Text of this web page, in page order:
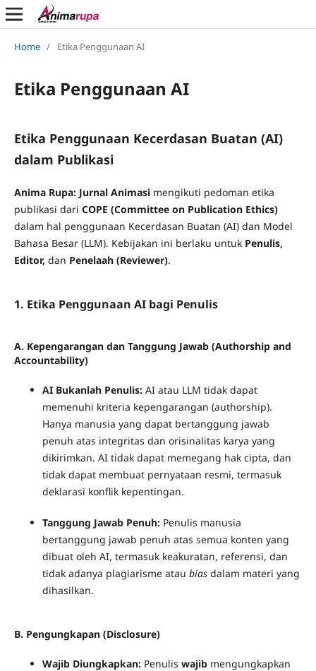
Home / Etika Penggunaan AI
Etika Penggunaan AI
Etika Penggunaan Kecerdasan Buatan (AI)
dalam Publikasi
Anima Rupa: Jurnal Animasimengikuti pedoman etika
publikasi dari COPE (Committee on Publication Ethics)
dalam hal penggunaan Kecerdasan Buatan (AI) dan Model
Bahasa Besar (LLM). Kebijakan ini berlaku untuk Penulis,
Editor, dan Penelaah (Reviewer).
1. Etika Penggunaan AI bagi Penulis
A. Kepengarangan dan Tanggung Jawab (Authorship and
Accountability)
AI Bukanlah Penulis:AI atau LLM tidak dapat
memenuhi kriteria kepengarangan (authorship).
Hanya manusia yang dapat bertanggung jawab
penuh atas integritas dan orisinalitas karya yang
dikirimkan. AI tidak dapat memegang hak cipta, dan
tidak dapat membuat pernyataan resmi, termasuk
deklarasi konflik kepentingan.
Tanggung Jawab Penuh:Penulis manusia
bertanggung jawab penuh atas semua konten yang
dibuat oleh AI, termasuk keakuratan, referensi, dan
tidak adanya plagiarisme atau biasdalam materi yang
dihasilkan.
B. Pengungkapan (Disclosure)
Wajib Diungkapkan:Penulis wajibmengungkapkan